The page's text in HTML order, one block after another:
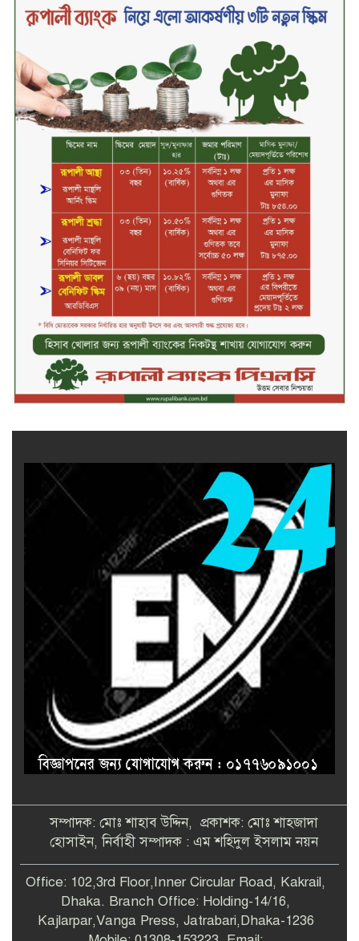
দীর্ঘস্থায়ী ৭,৫০০ এমএএইচ ব্যাটারি
এবং শক্তিশালী গরিলা গ্লাস ৭আই সুরক্ষা
নিয়ে শাওমি উন্মোচন করল নতুন রেডমি
২০২৫-২৬ অর্থবছরে এনবিআরের রাজস্ব
আদায় ৪.১৫ লাখ কোটি টাকা
সপ্তাহের তৃতীয় কার্যদিবসে লেনদেনের
শীর্ষে একমি পেস্টিসাইড
সপ্তাহের তৃতীয় কার্যদিবসে দরবৃদ্ধির
শীর্ষে সেন্ট্রাল ইন্সুরেন্স
সম্পাদক: মোঃ শাহাব উদ্দিন, প্রকাশক: মোঃ শাহজাদা
হোসাইন, নির্বাহী সম্পাদক : এম শহিদুল ইসলাম নয়ন
Office: 102,3rd Floor,Inner Circular Road, Kakrail,
Dhaka. Branch Office: Holding-14/16,
Kajlarpar,Vanga Press, Jatrabari,Dhaka-1236